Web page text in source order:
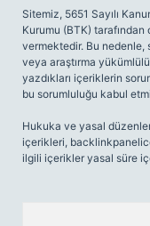
Sitemiz, 5651 Sayılı
Kurumu (BTK) tarafından
vermektedir. Bu
veya araştırma
yazdıkları içeriklerin
bu sorumluluğu kabul
Hukuka ve yasal
içerikleri,
ilgili içerikler yasal süre